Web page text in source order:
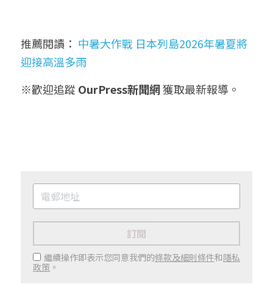
推薦閱讀： 中暑大作戰 日本列島2026年暑夏將
迎接高溫多雨
※歡迎追蹤 OurPress新聞網 獲取最新報導。
訂閱
繼續操作即表示您同意我們的條款及細則條件和隱私
政策 。